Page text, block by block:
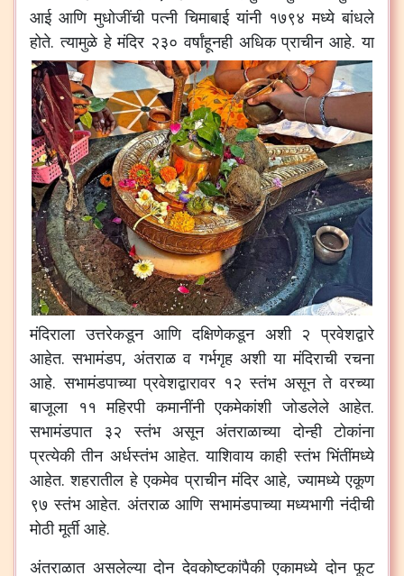
आई आणि मुधोजींची पत्नी चिमाबाई यांनी १७९४ मध्ये बांधले
होते.त्यामुळे हे मंदिर २३० वर्षांहूनही अधिक प्राचीन आहे.या
मंदिराला उत्तरेकडून आणि दक्षिणेकडून अशी २ प्रवेशद्वारे
आहेत.सभामंडप,अंतराळ व गर्भगृह अशी या मंदिराची रचना
आहे.सभामंडपाच्या प्रवेशद्वारावर १२ स्तंभ असून ते वरच्या
बाजूला ११ महिरपी कमानींनी एकमेकांशी जोडलेले आहेत.
सभामंडपात
३२ स्तंभ असून अंतराळाच्या दोन्ही टोकांना
प्रत्येकी तीन अर्धस्तंभ आहेत.याशिवाय काही स्तंभ भिंतींमध्ये
आहेत.शहरातील हे एकमेव प्राचीन मंदिर आहे,ज्यामध्ये एकूण
९७ स्तंभ आहेत. अंतराळ आणि सभामंडपाच्या मध्यभागी नंदीची
मोठी मूर्ती आहे.
अंतराळात असलेल्या दोन देवकोष्टकांपैकी एकामध्ये दोन फूट